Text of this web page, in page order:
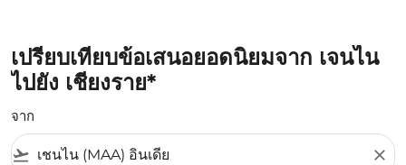
เปรียบเทียบข้อเสนอยอดนิยมจาก เจนไน
ไปยัง เชียงราย*
จาก
flight_takeoff close